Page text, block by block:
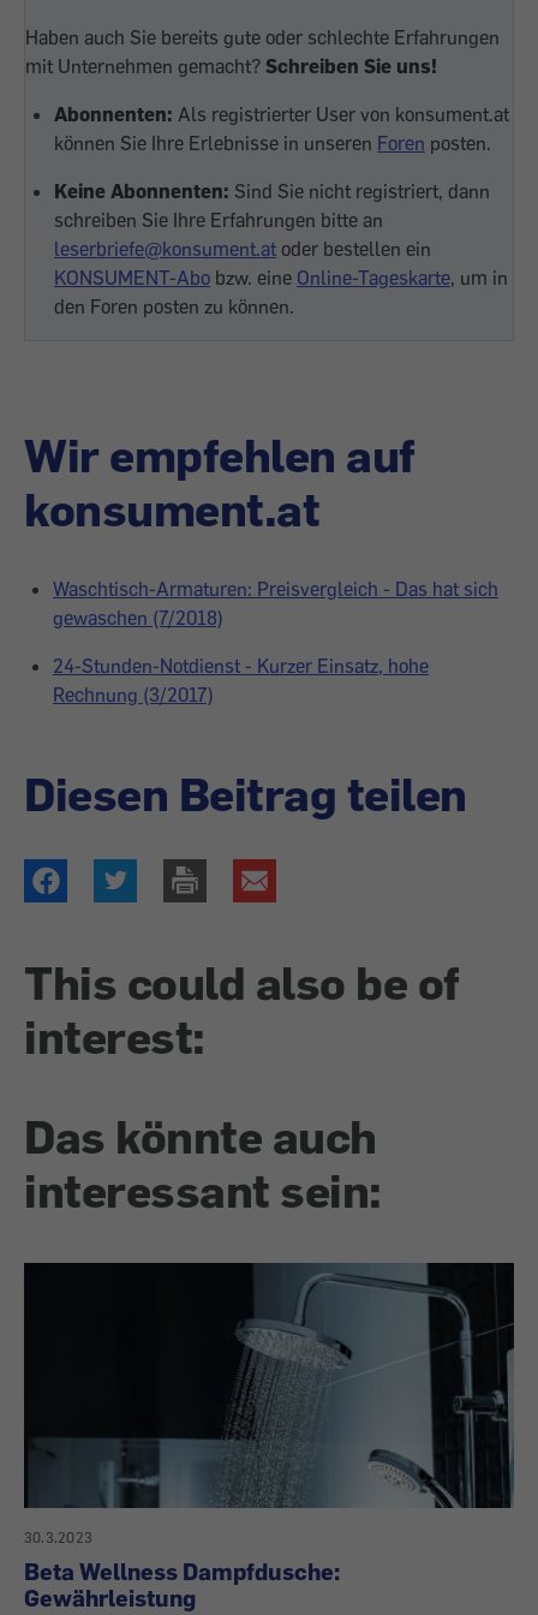
Haben auch Sie bereits gute oder schlechte Erfahrungen
mit Unternehmen gemacht? Schreiben Sie uns!
Abonnenten: Als registrierter User von konsument.at
können Sie Ihre Erlebnisse in unseren Foren posten.
Keine Abonnenten: Sind Sie nicht registriert, dann
schreiben Sie Ihre Erfahrungen bitte an
leserbriefe@konsument.at oder bestellen ein
KONSUMENT-Abo bzw. eine Online-Tageskarte, um in
den Foren posten zu können.
Wir empfehlen auf
konsument.at
Waschtisch-Armaturen: Preisvergleich - Das hat sich
gewaschen (7/2018)
24-Stunden-Notdienst - Kurzer Einsatz, hohe
Rechnung (3/2017)
Diesen Beitrag teilen
This could also be of
interest:
Das könnte auch
interessant sein:
30.3.2023
Beta Wellness Dampfdusche:
Gewährleistung